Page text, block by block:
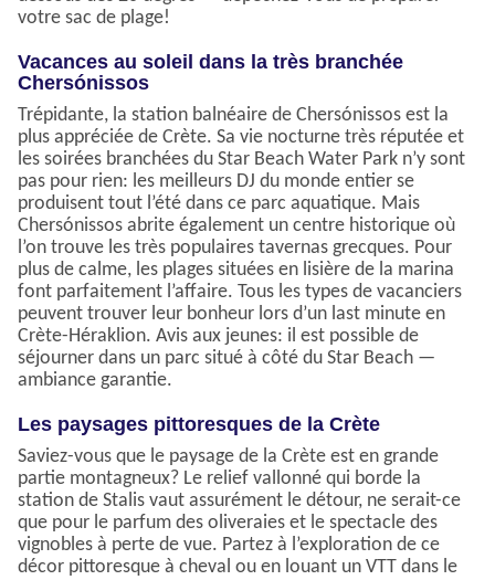
votre sac de plage!
Vacances au soleil dans la très branchée
Chersónissos
Trépidante, la station balnéaire de Chersónissos est la
plus appréciée de Crète. Sa vie nocturne très réputée et
les soirées branchées du Star Beach Water Park n’y sont
pas pour rien: les meilleurs DJ du monde entier se
produisent tout l’été dans ce parc aquatique. Mais
Chersónissos abrite également un centre historique où
l’on trouve les très populaires tavernas grecques. Pour
plus de calme, les plages situées en lisière de la marina
font parfaitement l’affaire. Tous les types de vacanciers
peuvent trouver leur bonheur lors d’un last minute en
Crète-Héraklion. Avis aux jeunes: il est possible de
séjourner dans un parc situé à côté du Star Beach —
ambiance garantie.
Les paysages pittoresques de la Crète
Saviez-vous que le paysage de la Crète est en grande
partie montagneux? Le relief vallonné qui borde la
station de Stalis vaut assurément le détour, ne serait-ce
que pour le parfum des oliveraies et le spectacle des
vignobles à perte de vue. Partez à l’exploration de ce
décor pittoresque à cheval ou en louant un VTT dans le